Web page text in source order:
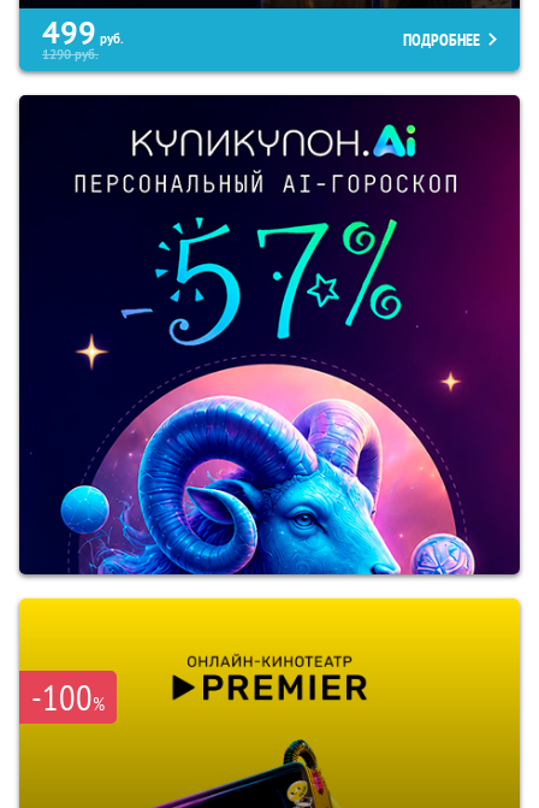
499 руб.
1290руб.
ПОДРОБНЕЕ
-100%